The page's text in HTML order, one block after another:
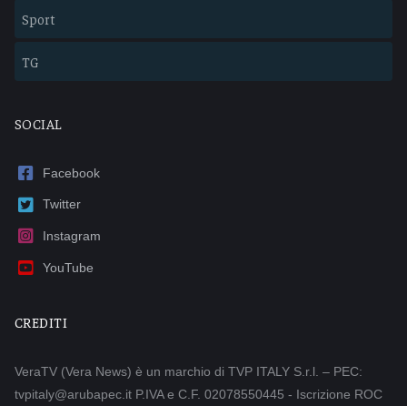
Sport
TG
SOCIAL
Facebook
Twitter
Instagram
YouTube
CREDITI
VeraTV (Vera News) è un marchio di TVP ITALY S.r.l. – PEC:
tvpitaly@arubapec.it P.IVA e C.F. 02078550445 - Iscrizione ROC